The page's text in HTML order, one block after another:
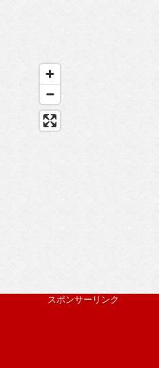
スポンサーリンク